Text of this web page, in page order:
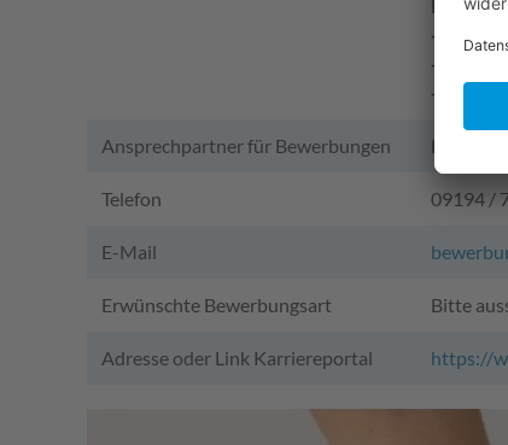
Für
-
-
-
Ansprechpartner für Bewerbungen Frau
Telefon 09194 /
E-Mail
Erwünschte Bewerbungsart Bitte
Adresse oder Link Karriereportal https://